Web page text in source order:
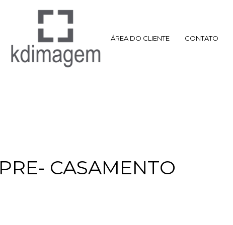
ÁREA DO CLIENTE CONTATO
PRE- CASAMENTO